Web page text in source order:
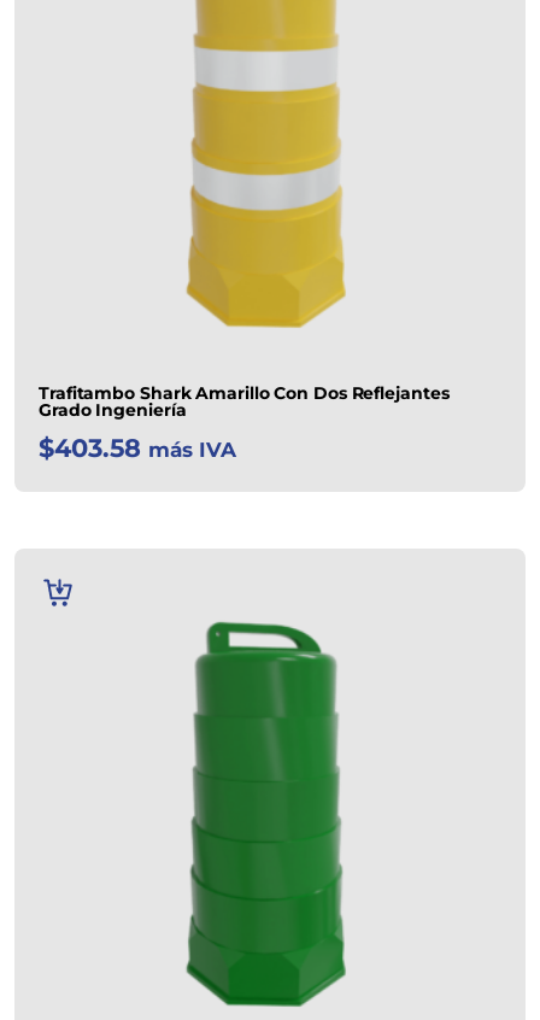
Trafitambo Shark Amarillo Con Dos Reflejantes
Grado Ingeniería
$403.58 más IVA
AÑADIR
AL
CARRITO